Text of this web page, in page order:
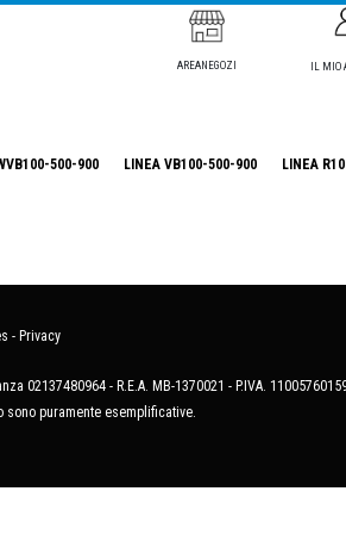
AREANEGOZI IL MIO
500-900 LINEA VB100-500-900 LINEA
- Privacy
02137480964 - R.E.A. MB-1370021 - P.IVA.
puramente esemplificative.